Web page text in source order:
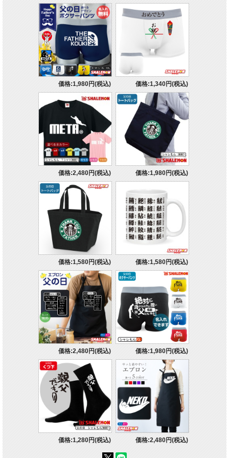
価格:1,980円(税込) 価格:1,340円(税込)
価格:2,480円(税込) 価格:1,980円(税込)
価格:1,580円(税込) 価格:1,580円(税込)
価格:2,480円(税込) 価格:1,980円(税込)
価格:1,280円(税込) 価格:2,480円(税込)